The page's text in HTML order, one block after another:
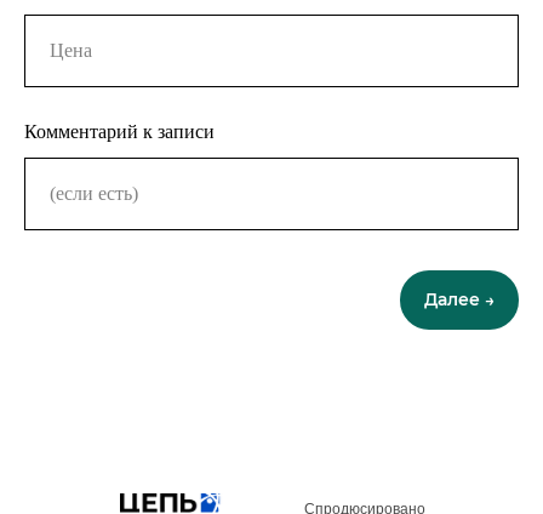
Комментарий к записи
Далее →
Спродюсировано